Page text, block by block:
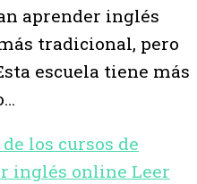
aprender inglés
tradicional, pero
escuela tiene más
los cursos de
inglés online Leer